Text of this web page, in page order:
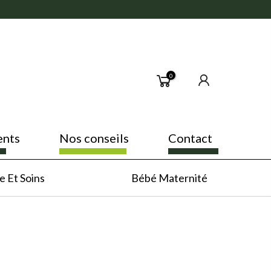
0
Nos conseils Contact
Et Soins Bébé Maternité